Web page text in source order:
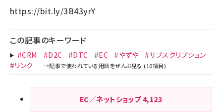
https://bit.ly/3B43yrY
この記事のキーワード
#CRM #D2C #DTC #EC #やずや
#サブスクリプション
#リンク
EC／ネットショップ4,123